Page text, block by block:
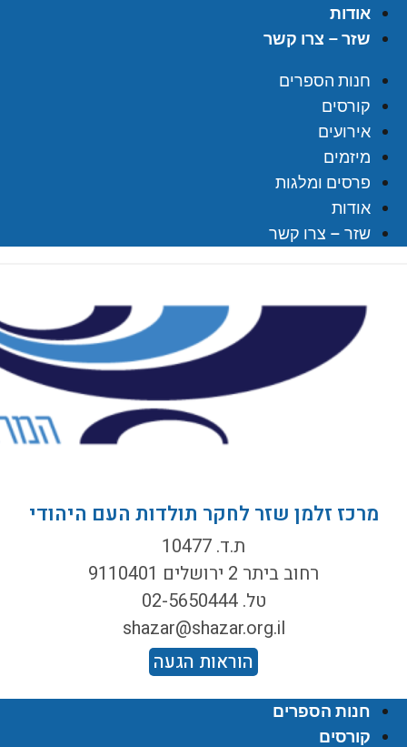
אודות
שזר – צרו קשר
חנות הספרים
קורסים
אירועים
מיזמים
פרסים ומלגות
אודות
שזר – צרו קשר
מרכז זלמן שזר לחקר תולדות העם היהודי
ת.ד. 10477
רחוב ביתר 2 ירושלים 9110401
טל. 02-5650444
shazar@shazar.org.il
הוראות הגעה
חנות הספרים
קורסים